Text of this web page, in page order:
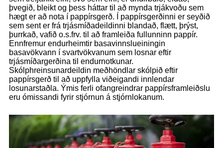
þvegið, bleikt og þess háttar til að mynda trjákvoðu sem
hægt er að nota í pappírsgerð. Í pappírsgerðinni er seyðið
sem sent er frá trjásmíðadeildinni blandað, flætt, þrýst,
þurrkað, vafið o.s.frv. til að framleiða fullunninn pappír.
Ennfremur endurheimtir basavinnslueiningin
basavökvann í svartvökvanum sem losnar eftir
trjásmíðargerðina til endurnotkunar.
Skólphreinsunardeildin meðhöndlar skólpið eftir
pappírsgerð til að uppfylla viðeigandi innlendar
losunarstaðla. Ýmis ferli ofangreindrar pappírsframleiðslu
eru ómissandi fyrir stjórnun á stjórnlokanum.